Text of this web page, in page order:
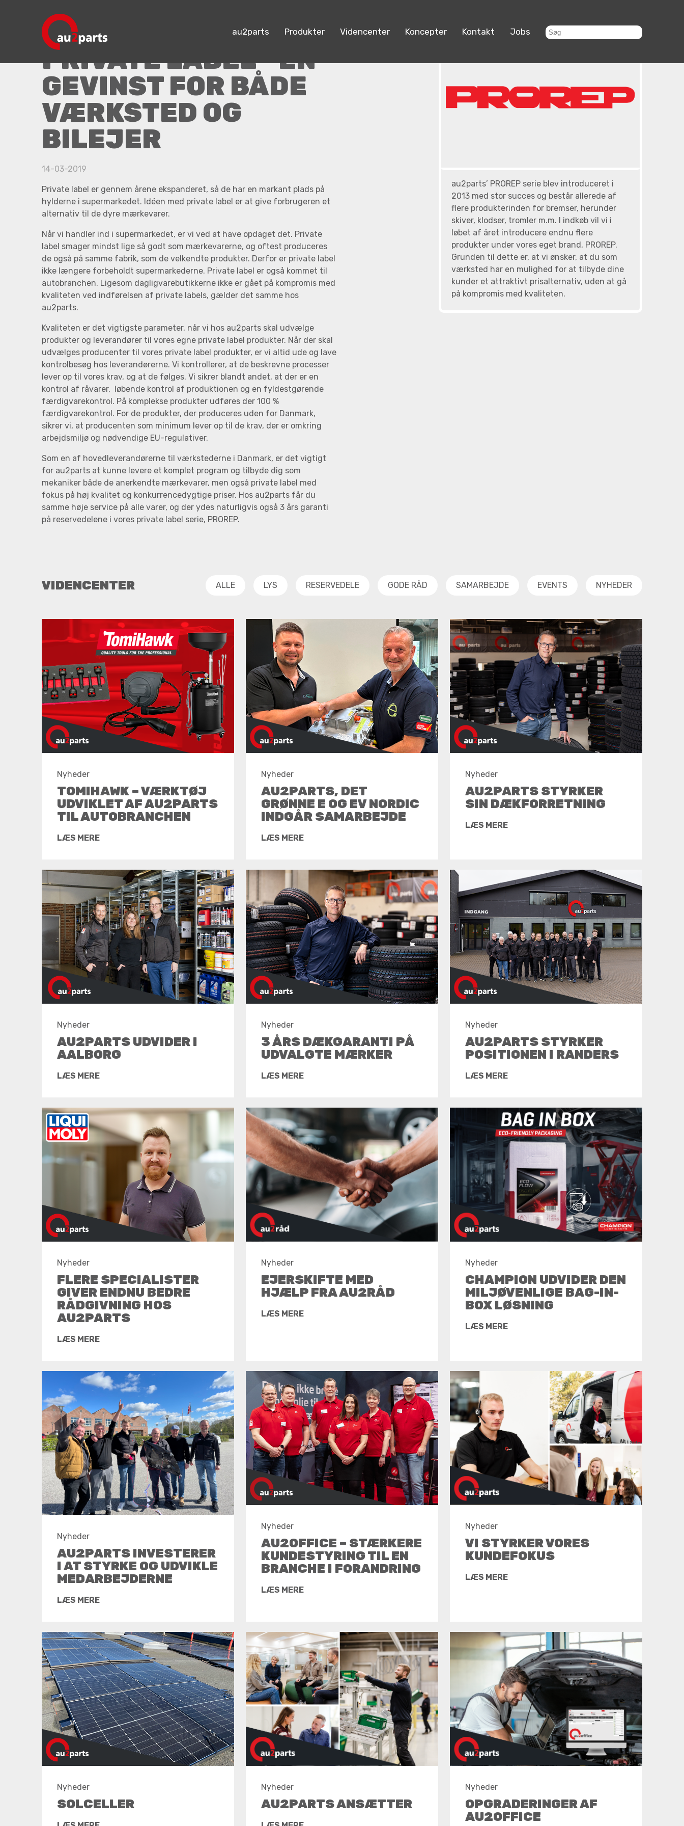
au2parts Produkter Videncenter Koncepter Kontakt Jobs
Private label - en gevinst for både værksted og bilejer
PRIVATE LABEL - EN
GEVINST FOR BÅDE
VÆRKSTED OG
BILEJER
14-03-2019
Private label er gennem årene ekspanderet, så de har en markant plads på
hylderne i supermarkedet. Idéen med private label er at give forbrugeren et
alternativ til de dyre mærkevarer.
Når vi handler ind i supermarkedet, er vi ved at have opdaget det. Private
label smager mindst lige så godt som mærkevarerne, og oftest produceres
de også på samme fabrik, som de velkendte produkter. Derfor er private label
ikke længere forbeholdt supermarkederne. Private label er også kommet til
autobranchen. Ligesom dagligvarebutikkerne ikke er gået på kompromis med
kvaliteten ved indførelsen af private labels, gælder det samme hos
au2parts.
Kvaliteten er det vigtigste parameter, når vi hos au2parts skal udvælge
produkter og leverandører til vores egne private label produkter. Når der skal
udvælges producenter til vores private label produkter, er vi altid ude og lave
kontrolbesøg hos leverandørerne. Vi kontrollerer, at de beskrevne processer
lever op til vores krav, og at de følges. Vi sikrer blandt andet, at der er en
kontrol af råvarer, løbende kontrol af produktionen og en fyldestgørende
færdigvarekontrol. På komplekse produkter udføres der 100 %
færdigvarekontrol. For de produkter, der produceres uden for Danmark,
sikrer vi, at producenten som minimum lever op til de krav, der er omkring
arbejdsmiljø og nødvendige EU-regulativer.
Som en af hovedleverandørerne til værkstederne i Danmark, er det vigtigt
for au2parts at kunne levere et komplet program og tilbyde dig som
mekaniker både de anerkendte mærkevarer, men også private label med
fokus på høj kvalitet og konkurrencedygtige priser. Hos au2parts får du
samme høje service på alle varer, og der ydes naturligvis også 3 års garanti
på reservedelene i vores private label serie, PROREP.
au2parts’ PROREP serie blev introduceret i
2013 med stor succes og består allerede af
flere produkterinden for bremser, herunder
skiver, klodser, tromler m.m. I indkøb vil vi i
løbet af året introducere endnu flere
produkter under vores eget brand, PROREP.
Grunden til dette er, at vi ønsker, at du som
værksted har en mulighed for at tilbyde dine
kunder et attraktivt prisalternativ, uden at gå
på kompromis med kvaliteten.
VIDENCENTER ALLE LYS RESERVEDELE GODE RÅD SAMARBEJDE EVENTS NYHEDER
Nyheder
TOMIHAWK – VÆRKTØJ
UDVIKLET AF AU2PARTS
TIL AUTOBRANCHEN
LÆS MERE
Nyheder
AU2PARTS, DET
GRØNNE E OG EV NORDIC
INDGÅR SAMARBEJDE
LÆS MERE
Nyheder
AU2PARTS STYRKER
SIN DÆKFORRETNING
LÆS MERE
Nyheder
AU2PARTS UDVIDER I
AALBORG
LÆS MERE
Nyheder
3 ÅRS DÆKGARANTI PÅ
UDVALGTE MÆRKER
LÆS MERE
Nyheder
AU2PARTS STYRKER
POSITIONEN I RANDERS
LÆS MERE
Nyheder
FLERE SPECIALISTER
GIVER ENDNU BEDRE
RÅDGIVNING HOS
AU2PARTS
LÆS MERE
Nyheder
EJERSKIFTE MED
HJÆLP FRA AU2RÅD
LÆS MERE
Nyheder
CHAMPION UDVIDER DEN
MILJØVENLIGE BAG-IN-
BOX LØSNING
LÆS MERE
Nyheder
AU2PARTS INVESTERER
I AT STYRKE OG UDVIKLE
MEDARBEJDERNE
LÆS MERE
Nyheder
AU2OFFICE – STÆRKERE
KUNDESTYRING TIL EN
BRANCHE I FORANDRING
LÆS MERE
Nyheder
VI STYRKER VORES
KUNDEFOKUS
LÆS MERE
Nyheder
SOLCELLER
Nyheder
AU2PARTS ANSÆTTER
Nyheder
OPGRADERINGER AF
AU2OFFICE